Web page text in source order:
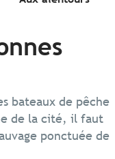
bateaux de pêche
de la cité, il faut
ponctuée de